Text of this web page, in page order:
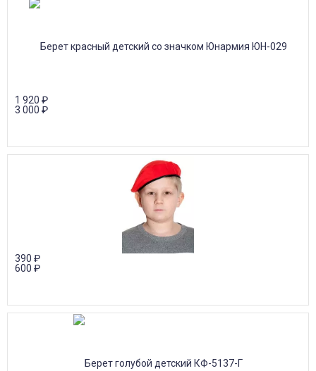
1 920 ₽
3 000 ₽
390 ₽
600 ₽